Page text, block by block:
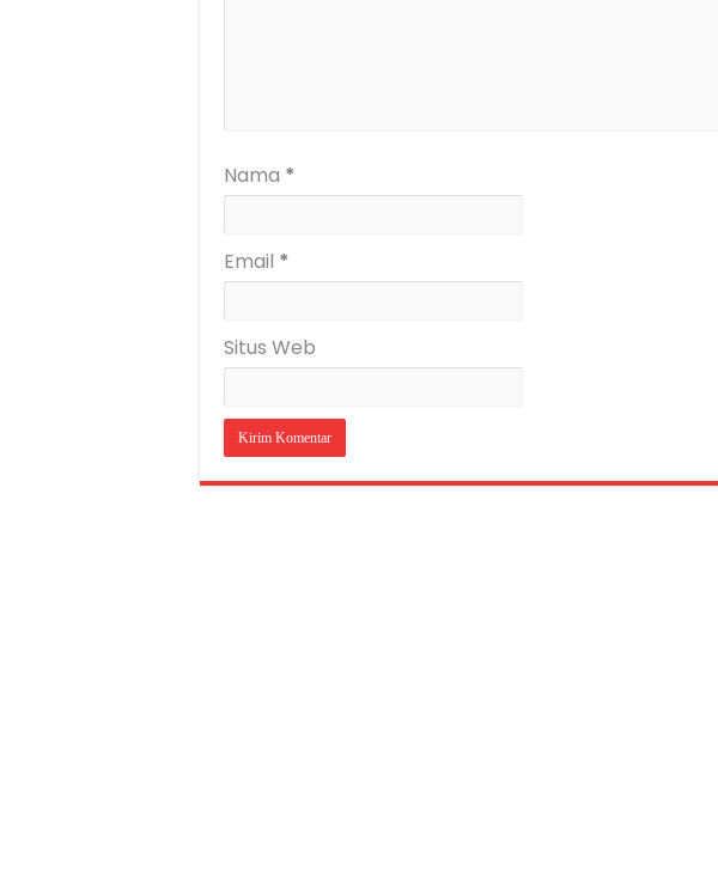
Nama *
Email *
Situs Web